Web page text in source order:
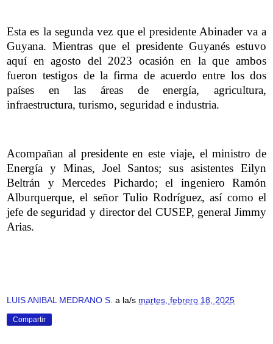
Esta es la segunda vez que el presidente Abinader va a
Guyana. Mientras que el presidente Guyanés estuvo
aquí en agosto del 2023 ocasión en la que ambos
fueron testigos de la firma de acuerdo entre los dos
países en las áreas de energía, agricultura,
infraestructura, turismo, seguridad e industria.
Acompañan al presidente en este viaje, el ministro de
Energía y Minas, Joel Santos; sus asistentes Eilyn
Beltrán y Mercedes Pichardo; el ingeniero Ramón
Alburquerque, el señor Tulio Rodríguez, así como el
jefe de seguridad y director del CUSEP, general Jimmy
Arias.
LUIS ANIBAL MEDRANO S. a la/s martes, febrero 18, 2025
Compartir